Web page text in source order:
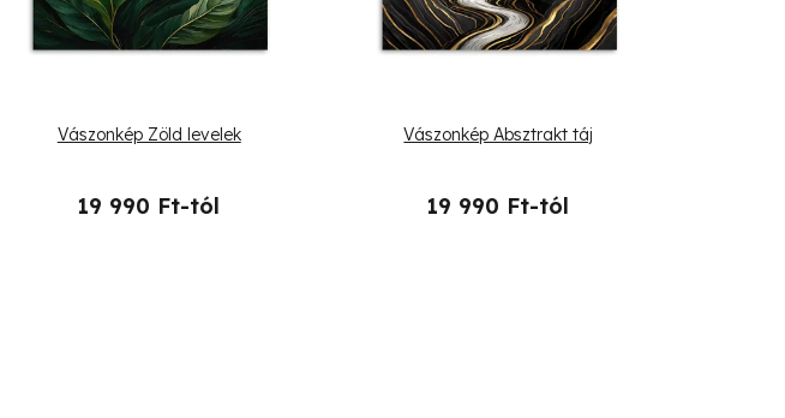
Vászonkép Zöld levelek
19 990 Ft-tól
Vászonkép Absztrakt táj
19 990 Ft-tól